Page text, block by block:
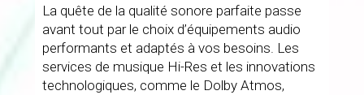
La quête de la qualité sonore parfaite passe
avant tout par le choix d’équipements audio
performants et adaptés à vos besoins. Les
services de musique Hi-Res et les innovations
technologiques, comme le Dolby Atmos,